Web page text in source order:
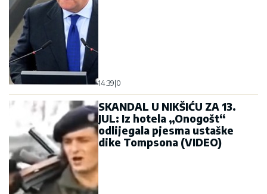
14:39 0
SKANDAL U NIKŠIĆU ZA 13.
JUL: Iz hotela „Onogošt“
odlijegala pjesma ustaške
dike Tompsona (VIDEO)